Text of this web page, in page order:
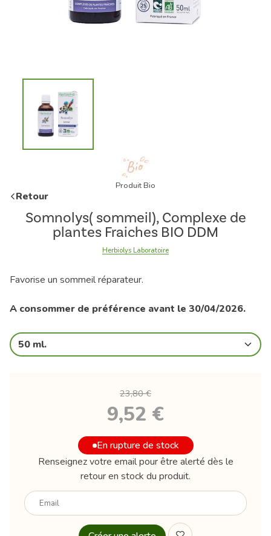
Produit Bio
Retour
Somnolys( sommeil), Complexe de
plantes Fraiches BIO DDM
Herbiolys Laboratoire
Favorise un sommeil réparateur.
A consommer de préférence avant le 30/04/2026.
50 ml.
23,80 €
9,52 €
En rupture de stock
Renseignez votre email pour être alerté dès le
retour en stock du produit.
Votre